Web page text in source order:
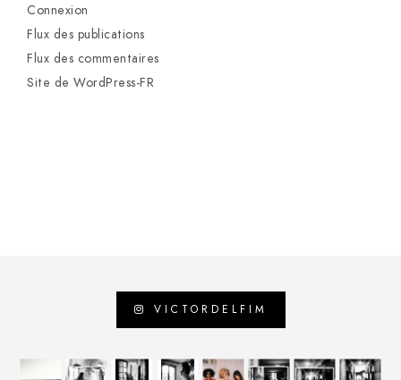
Connexion
Flux des publications
Flux des commentaires
Site de WordPress-FR
VICTORDELFIM